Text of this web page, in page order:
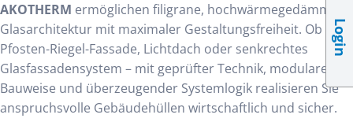
AKOTHERM ermöglichen filigrane, hochwärmegedämmte
Glasarchitektur mit maximaler Gestaltungsfreiheit. Ob
Pfosten-Riegel-Fassade, Lichtdach oder senkrechtes
Glasfassadensystem – mit geprüfter Technik, modularer
Bauweise und überzeugender Systemlogik realisieren Sie
anspruchsvolle Gebäudehüllen wirtschaftlich und sicher.
Login